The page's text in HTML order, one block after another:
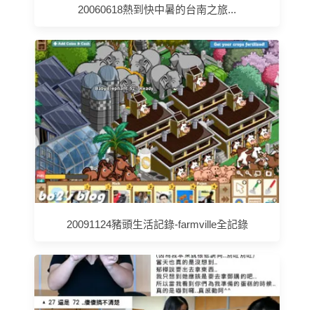
20060618熱到快中暑的台南之旅...
20091124豬頭生活記錄-farmville全記錄